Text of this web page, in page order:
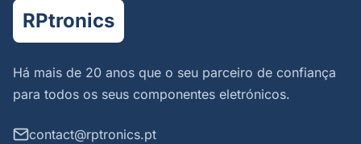
RPtronics
Há mais de 20 anos que o seu parceiro de confiança
para todos os seus componentes eletrónicos.
contact@rptronics.pt